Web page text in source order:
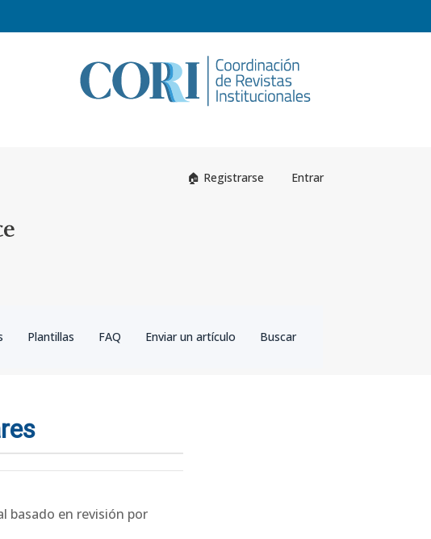
Plantillas FAQ Enviar un artículo Buscar
Registrarse Entrar
basado en revisión por